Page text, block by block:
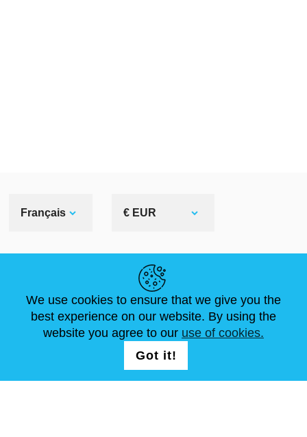
Français € EUR
ACTUALITÉS
ARTICLES
ABOUT US
FAQ
DIMENSIONS
NOUS CONTACTER
We use cookies to ensure that we give you the
best experience on our website. By using the
website you agree to our use of cookies.
Got it!